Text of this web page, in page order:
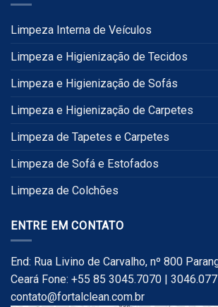
Limpeza Interna de Veículos
Limpeza e Higienização de Tecidos
Limpeza e Higienização de Sofás
Limpeza e Higienização de Carpetes
Limpeza de Tapetes e Carpetes
Limpeza de Sofá e Estofados
Limpeza de Colchões
ENTRE EM CONTATO
End: Rua Livino de Carvalho, nº 800
Ceará Fone: +55 85 3045.7070 |
contato@fortalclean.com.br